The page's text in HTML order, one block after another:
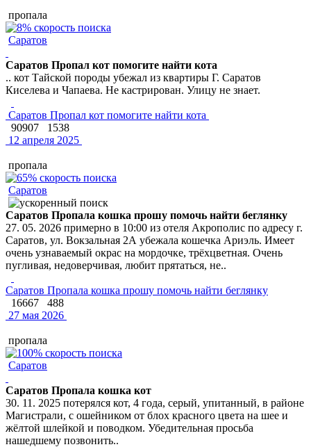
пропала
Саратов
Саратов Пропал кот помогите найти кота
.. кот Тайской породы убежал из квартиры Г. Саратов
Киселева и Чапаева. Не кастрирован. Улицу не знает.
Саратов Пропал кот помогите найти кота
90907
1538
12 апреля 2025
пропала
Саратов
Саратов Пропала кошка прошу помочь найти беглянку
27. 05. 2026 примерно в 10:00 из отеля Акрополис по адресу г.
Саратов, ул. Вокзальная 2А убежала кошечка Ариэль. Имеет
очень узнаваемый окрас на мордочке, трёхцветная. Очень
пугливая, недоверчивая, любит прятаться, не..
Саратов Пропала кошка прошу помочь найти беглянку
16667
488
27 мая 2026
пропала
Саратов
Саратов Пропала кошка кот
30. 11. 2025 потерялся кот, 4 года, серый, упитанный, в районе
Магистрали, с ошейником от блох красного цвета на шее и
жёлтой шлейкой и поводком. Убедительная просьба
нашедшему позвонить..